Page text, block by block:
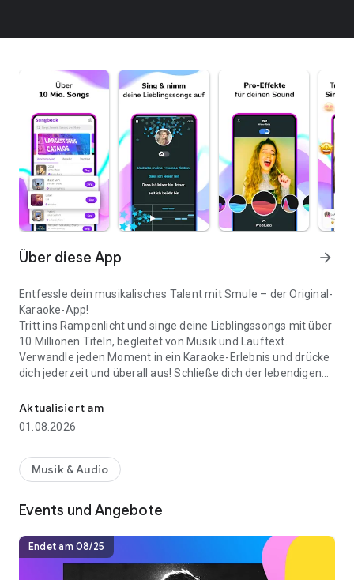
Über diese App arrow_forward
Entfessle dein musikalisches Talent mit Smule – der Original-
Karaoke-App!
Tritt ins Rampenlicht und singe deine Lieblingssongs mit über
10 Millionen Titeln, begleitet von Musik und Lauftext.
Verwandle jeden Moment in ein Karaoke-Erlebnis und drücke
dich jederzeit und überall aus! Schließe dich der lebendigen
und Gruppenperformances aufzunehmen – mit oder ohne
Video. Verbessere deine Stimme mit Studioeffekten in
einzigartigen Sound liebt. Egal, ob du gerade erst anfängst
oder ein erfahrener Sänger bist – Smule ist deine Bühne, um
zu glänzen.
FUNKTIONEN:
- Karaoke jederzeit und überall: Greife auf über 10 Millionen
Aktualisiert am
01.08.2026
Musik & Audio
Events und Angebote
Endet am 08/25